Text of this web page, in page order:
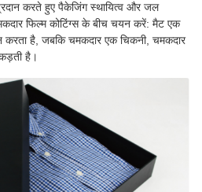
करते हुए पैकेजिंग स्थायित्व और जल
फिल्म कोटिंग्स के बीच चयन करें: मैट एक
करता है, जबकि चमकदार एक चिकनी, चमकदार
है।